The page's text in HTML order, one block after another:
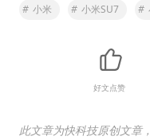
# 小米 # 小米SU7 #
好文点赞
此文章为快科技原创文章